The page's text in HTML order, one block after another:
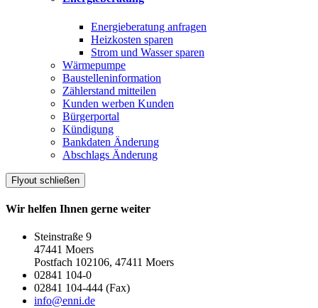
Energieberatung anfragen
Heizkosten sparen
Strom und Wasser sparen
Wärmepumpe
Baustelleninformation
Zählerstand mitteilen
Kunden werben Kunden
Bürgerportal
Kündigung
Bankdaten Änderung
Abschlags Änderung
Flyout schließen
Wir helfen Ihnen gerne weiter
Steinstraße 9
47441 Moers
Postfach 102106, 47411 Moers
02841 104-0
02841 104-444 (Fax)
info@enni.de